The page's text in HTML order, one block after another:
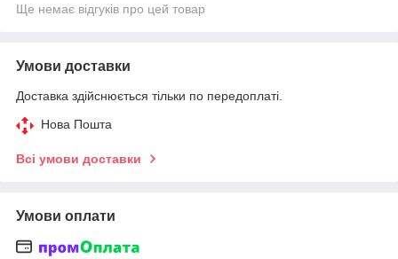
Ще немає відгуків про цей товар
Умови доставки
Доставка здійснюється тільки по передоплаті.
Нова Пошта
Всі умови доставки
Умови оплати